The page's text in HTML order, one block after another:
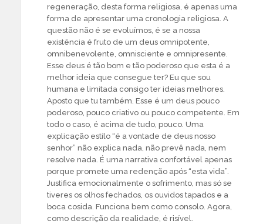
regeneração, desta forma religiosa, é apenas uma
forma de apresentar uma cronologia religiosa. A
questão não é se evoluímos, é se a nossa
existência é fruto de um deus omnipotente,
omnibenevolente, omnisciente e omnipresente.
Esse deus é tão bom e tão poderoso que esta é a
melhor ideia que consegue ter? Eu que sou
humana e limitada consigo ter ideias melhores.
Aposto que tu também. Esse é um deus pouco
poderoso, pouco criativo ou pouco competente. Em
todo o caso, é acima de tudo, pouco. Uma
explicação estilo “é a vontade de deus nosso
senhor” não explica nada, não prevê nada, nem
resolve nada. É uma narrativa confortável apenas
porque promete uma redenção após “esta vida”.
Justifica emocionalmente o sofrimento, mas só se
tiveres os olhos fechados, os ouvidos tapados e a
boca cosida. Funciona bem como consolo. Agora,
como descrição da realidade, é risível.